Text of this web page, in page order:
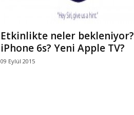
Etkinlikte neler bekleniyor?
iPhone 6s? Yeni Apple TV?
09 Eylül 2015